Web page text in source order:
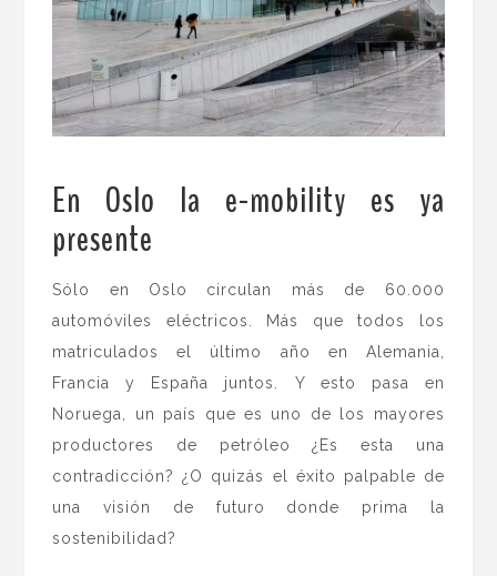
En Oslo la e-mobility es ya
presente
Sólo en Oslo circulan más de 60.000
automóviles eléctricos. Más que todos los
matriculados el último año en Alemania,
Francia y España juntos. Y esto pasa en
Noruega, un país que es uno de los mayores
productores de petróleo ¿Es esta una
contradicción? ¿O quizás el éxito palpable de
una visión de futuro donde prima la
sostenibilidad?